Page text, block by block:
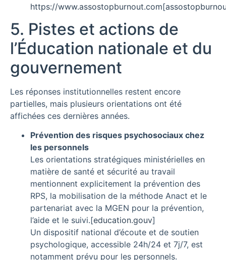
https://www.assostopburnout.com[
5. Pistes et actions de
l’Éducation nationale et du
gouvernement
Les réponses institutionnelles restent encore
partielles, mais plusieurs orientations ont été
affichées ces dernières années.
Prévention des risques psychosociaux chez
les personnels
Les orientations stratégiques ministérielles en
matière de santé et sécurité au travail
mentionnent explicitement la prévention des
RPS, la mobilisation de la méthode Anact et le
partenariat avec la MGEN pour la prévention,
l’aide et le suivi.[education.gouv]​
Un dispositif national d’écoute et de soutien
psychologique, accessible 24h/24 et 7j/7, est
notamment prévu pour les personnels.